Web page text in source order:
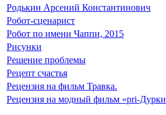
Родькин Арсений Константинович
Робот-сценарист
Робот по имени Чаппи, 2015
Рисунки
Решение проблемы
Рецепт счастья
Рецензия на фильм Травка.
Рецензия на модный фильм «pri-